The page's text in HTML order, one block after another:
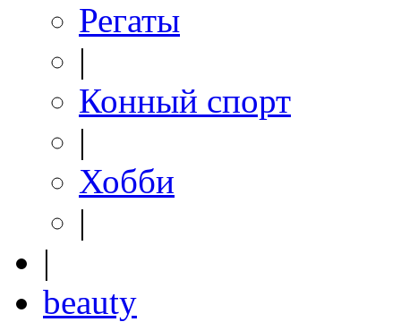
Регаты
|
Конный спорт
|
Хобби
|
|
beauty